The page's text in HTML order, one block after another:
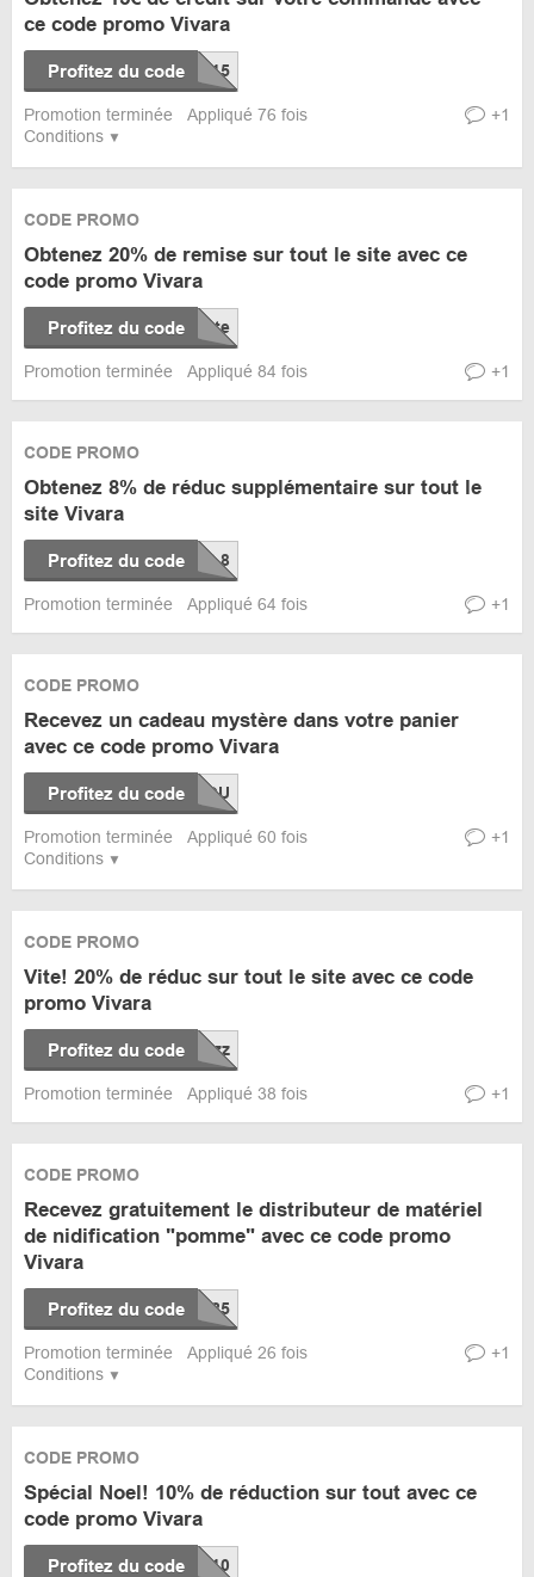
Conditions
ce code promo Vivara
Profitez du code
Promotion terminée Appliqué 76 fois +1
CODE PROMO
Obtenez 20% de remise sur tout le site avec ce
code promo Vivara
Profitez du code
Promotion terminée Appliqué 84 fois +1
CODE PROMO
Obtenez 8% de réduc supplémentaire sur tout le
site Vivara
Profitez du code
Promotion terminée Appliqué 64 fois +1
Conditions
CODE PROMO
Recevez un cadeau mystère dans votre panier
avec ce code promo Vivara
Profitez du code
Promotion terminée Appliqué 60 fois +1
CODE PROMO
Vite! 20% de réduc sur tout le site avec ce code
promo Vivara
Profitez du code
Promotion terminée Appliqué 38 fois +1
Conditions
CODE PROMO
Recevez gratuitement le distributeur de matériel
de nidification "pomme" avec ce code promo
Vivara
Profitez du code
Promotion terminée Appliqué 26 fois +1
CODE PROMO
Spécial Noel! 10% de réduction sur tout avec ce
code promo Vivara
Profitez du code